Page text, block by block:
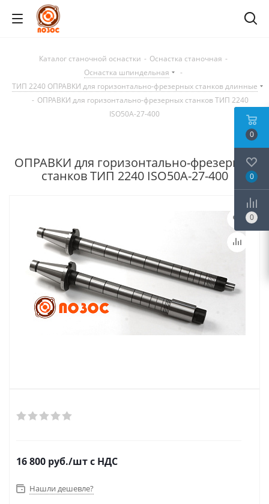
Каталог станочной оснастки - Оснастка станочная -
Оснастка шпиндельная
-
ТИП 2240 ОПРАВКИ для горизонтально-фрезерных станков длинные
- ОПРАВКИ для горизонтально-фрезерных станков ТИП 2240
ISO50A-27-400
ОПРАВКИ для горизонтально-фрезерных
станков ТИП 2240 ISO50A-27-400
16 800 руб./штс НДС
Нашли дешевле?
0
0
0